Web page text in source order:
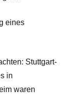
eines
Stuttgart-
in
waren